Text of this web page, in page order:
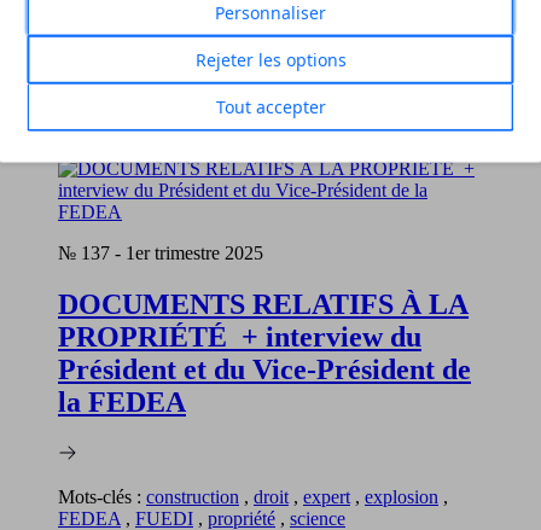
Filtrer Réinitialiser
2 revues correspondent à vos critères
№ 137 - 1er trimestre 2025
DOCUMENTS RELATIFS À LA
PROPRIÉTÉ + interview du
Président et du Vice-Président de
la FEDEA
Mots-clés : construction , droit , expert , explosion ,
FEDEA , FUEDI , propriété , science
Personnaliser
Rejeter les options
Tout accepter